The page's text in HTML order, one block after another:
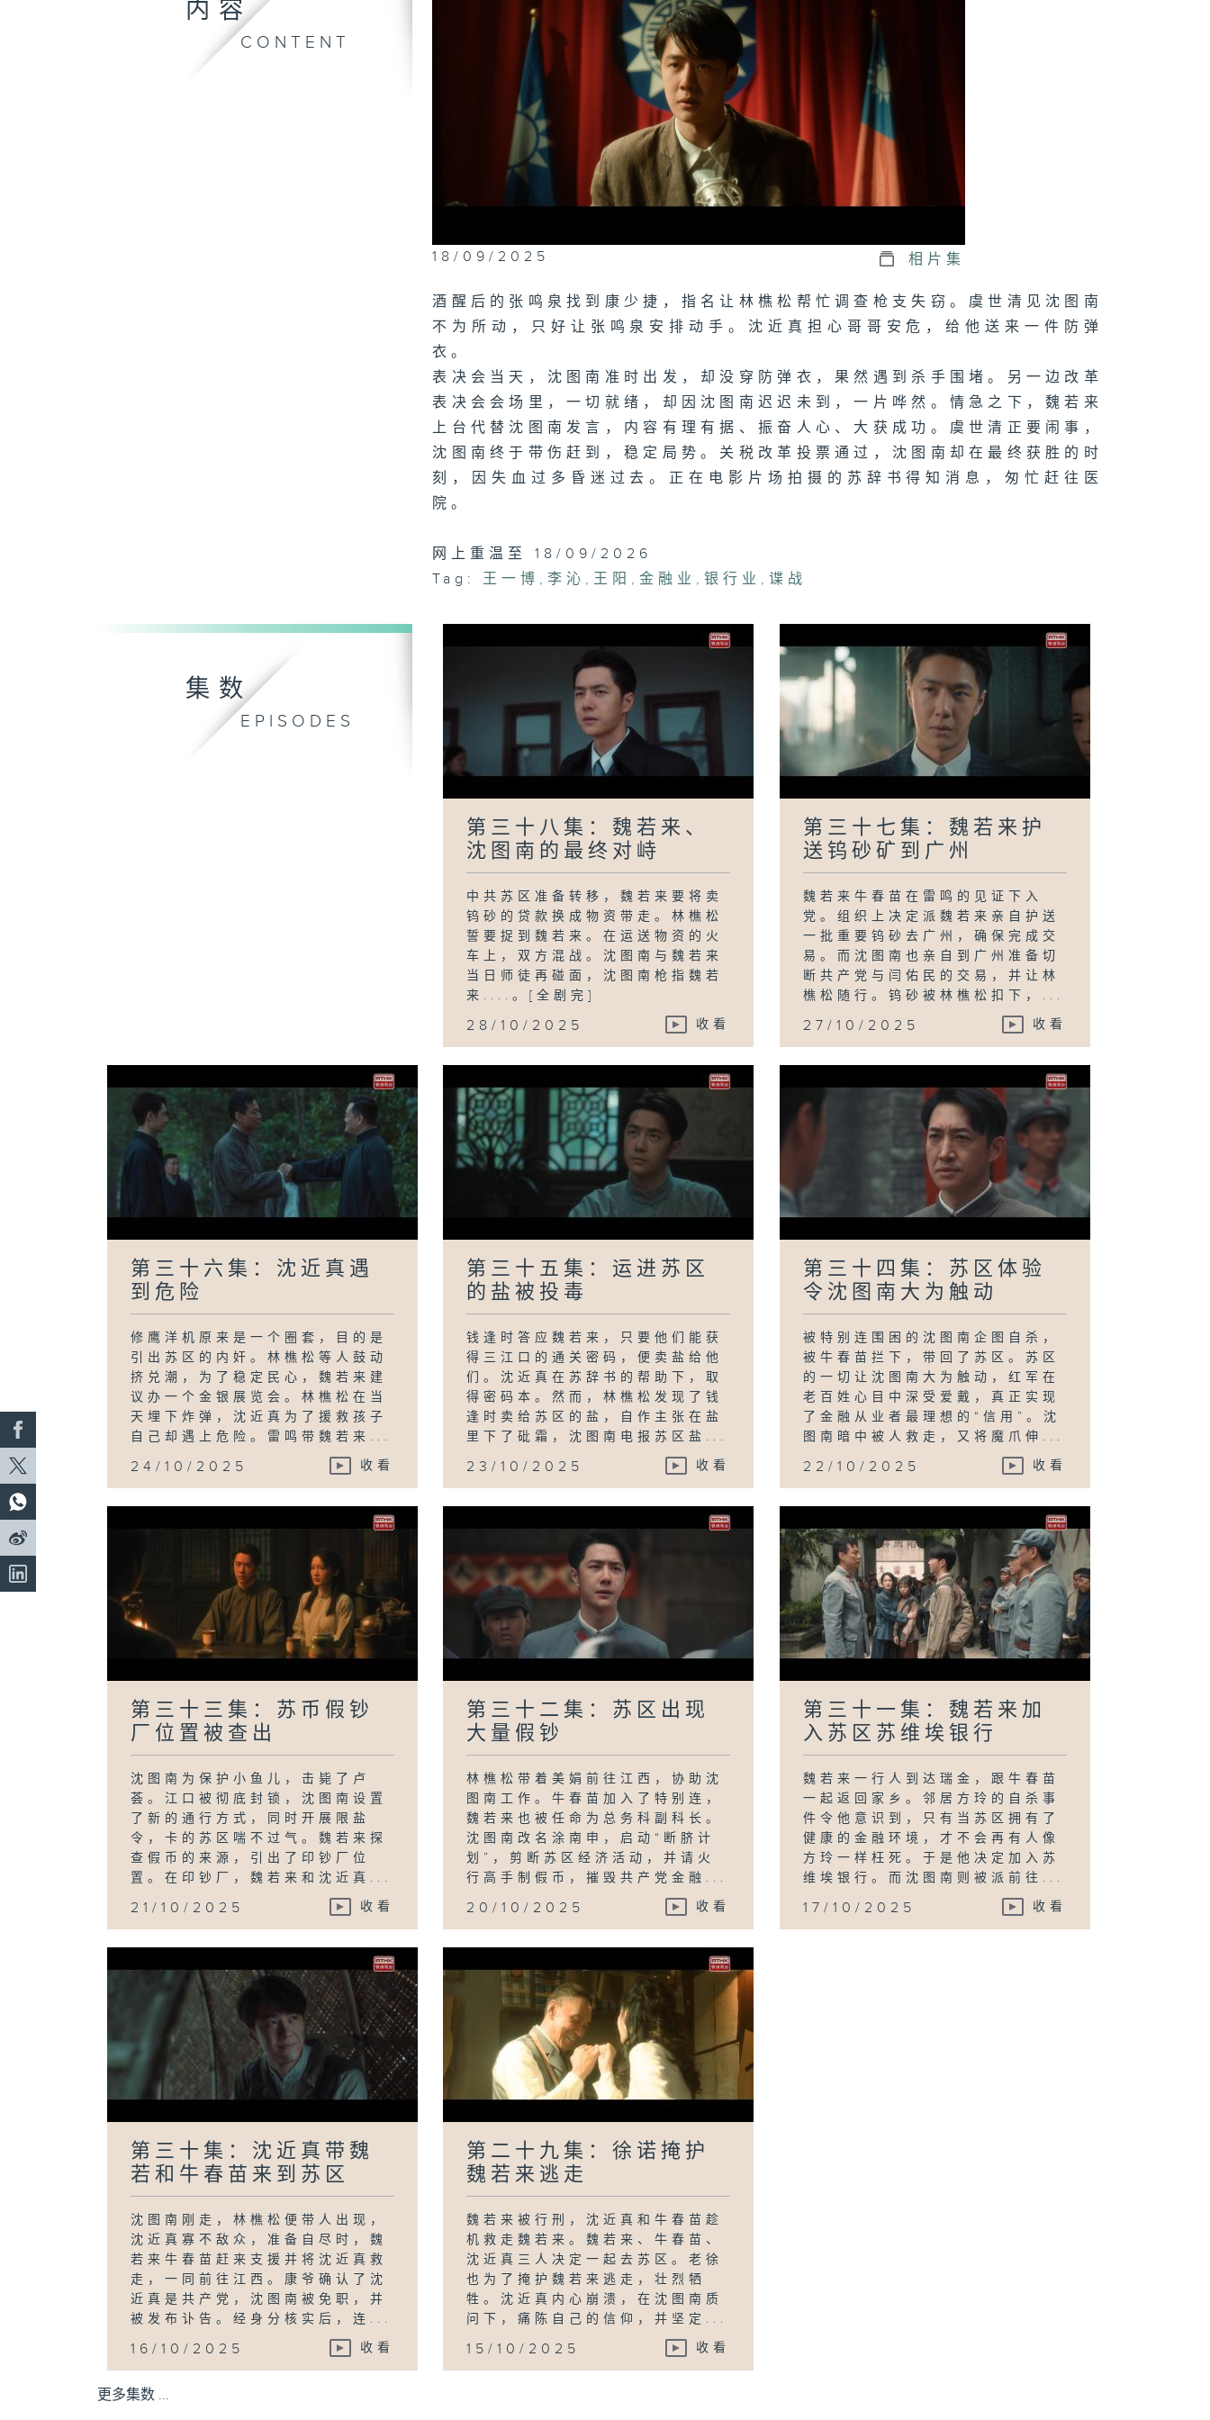
假钞厂位置被查出
第三十二集：苏区
出现大量假钞
第三十一集：魏若
第三十集：沈近真
第二十九集：徐诺
掩护魏若来逃走
内容
CONTENT
18/09/2025 相片集
酒醒后的张鸣泉找到康少捷，指名让林樵松帮忙调查枪支失窃。虞世清见沈图南
不为所动，只好让张鸣泉安排动手。沈近真担心哥哥安危，给他送来一件防弹
衣。
表决会当天，沈图南准时出发，却没穿防弹衣，果然遇到杀手围堵。另一边改革
表决会会场里，一切就绪，却因沈图南迟迟未到，一片哗然。情急之下，魏若来
上台代替沈图南发言，内容有理有据、振奋人心、大获成功。虞世清正要闹事，
沈图南终于带伤赶到，稳定局势。关税改革投票通过，沈图南却在最终获胜的时
刻，因失血过多昏迷过去。正在电影片场拍摄的苏辞书得知消息，匆忙赶往医
院。
网上重温至 18/09/2026
Tag:
王一博 ,李沁 ,王阳 ,金融业 ,银行业 ,谍战
集数
EPISODES
第三十八集：魏若来、
沈图南的最终对峙
中共苏区准备转移，魏若来要将卖
钨砂的贷款换成物资带走。林樵松
誓要捉到魏若来。在运送物资的火
车上，双方混战。沈图南与魏若来
当日师徒再碰面，沈图南枪指魏若
来....。[全剧完]
28/10/2025 收看
第三十七集：魏若来护
送钨砂矿到广州
魏若来牛春苗在雷鸣的见证下入
党。组织上决定派魏若来亲自护送
一批重要钨砂去广州，确保完成交
易。而沈图南也亲自到广州准备切
断共产党与闫佑民的交易，并让林
樵松随行。钨砂被林樵松扣下，...
27/10/2025 收看
第三十六集：沈近真遇
到危险
修鹰洋机原来是一个圈套，目的是
引出苏区的内奸。林樵松等人鼓动
挤兑潮，为了稳定民心，魏若来建
议办一个金银展览会。林樵松在当
天埋下炸弹，沈近真为了援救孩子
自己却遇上危险。雷鸣带魏若来...
24/10/2025 收看
第三十五集：运进苏区
的盐被投毒
钱逢时答应魏若来，只要他们能获
得三江口的通关密码，便卖盐给他
们。沈近真在苏辞书的帮助下，取
得密码本。然而，林樵松发现了钱
逢时卖给苏区的盐，自作主张在盐
里下了砒霜，沈图南电报苏区盐...
23/10/2025 收看
第三十四集：苏区体验
令沈图南大为触动
被特别连围困的沈图南企图自杀，
被牛春苗拦下，带回了苏区。苏区
的一切让沈图南大为触动，红军在
老百姓心目中深受爱戴，真正实现
了金融从业者最理想的“信用”。沈
图南暗中被人救走，又将魔爪伸...
22/10/2025 收看
第三十三集：苏币假钞
厂位置被查出
沈图南为保护小鱼儿，击毙了卢
荟。江口被彻底封锁，沈图南设置
了新的通行方式，同时开展限盐
令，卡的苏区喘不过气。魏若来探
查假币的来源，引出了印钞厂位
置。在印钞厂，魏若来和沈近真...
21/10/2025 收看
第三十二集：苏区出现
大量假钞
林樵松带着美娟前往江西，协助沈
图南工作。牛春苗加入了特别连，
魏若来也被任命为总务科副科长。
沈图南改名涂南申，启动“断脐计
划”，剪断苏区经济活动，并请火
行高手制假币，摧毁共产党金融...
20/10/2025 收看
第三十一集：魏若来加
入苏区苏维埃银行
魏若来一行人到达瑞金，跟牛春苗
一起返回家乡。邻居方玲的自杀事
件令他意识到，只有当苏区拥有了
健康的金融环境，才不会再有人像
方玲一样枉死。于是他决定加入苏
维埃银行。而沈图南则被派前往...
17/10/2025 收看
第三十集：沈近真带魏
若和牛春苗来到苏区
沈图南刚走，林樵松便带人出现，
沈近真寡不敌众，准备自尽时，魏
若来牛春苗赶来支援并将沈近真救
走，一同前往江西。康爷确认了沈
近真是共产党，沈图南被免职，并
被发布讣告。经身分核实后，连...
16/10/2025 收看
第二十九集：徐诺掩护
魏若来逃走
魏若来被行刑，沈近真和牛春苗趁
机救走魏若来。魏若来、牛春苗、
沈近真三人决定一起去苏区。老徐
也为了掩护魏若来逃走，壮烈牺
牲。沈近真内心崩溃，在沈图南质
问下，痛陈自己的信仰，并坚定...
15/10/2025 收看
更多集数 ...